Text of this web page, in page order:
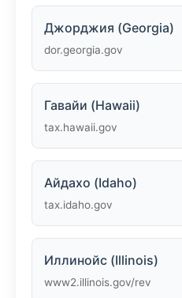
Джорджия (Georgia)
dor.georgia.gov
Гавайи (Hawaii)
tax.hawaii.gov
Айдахо (Idaho)
tax.idaho.gov
Иллинойс (Illinois)
www2.illinois.gov/rev